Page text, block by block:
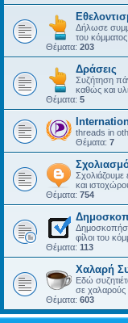
Δήλωσε
του κόμματος.
Θέματα: 203
Δράσεις
Συζήτηση
καθώς και
Θέματα: 5
threads in
Θέματα: 7
Σχολιάζουμε
και
Θέματα: 754
φίλοι του
Θέματα: 113
Χαλαρή
Εδώ
σε χαλαρούς
Θέματα: 603